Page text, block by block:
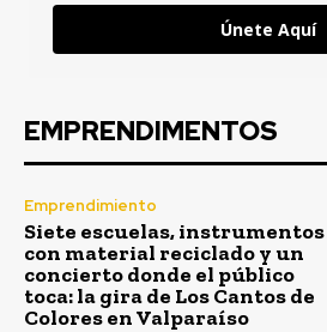
Únete Aquí
EMPRENDIMENTOS
Emprendimiento
Siete escuelas, instrumentos
con material reciclado y un
concierto donde el público
toca: la gira de Los Cantos de
Colores en Valparaíso